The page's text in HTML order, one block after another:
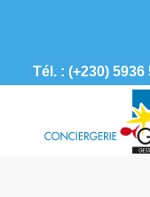
Tél. : (+230)